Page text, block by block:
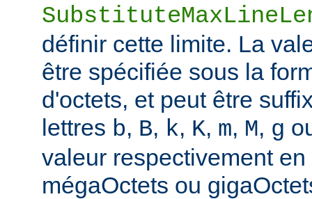
définir cette limite. La
être spécifiée sous la
d'octets, et peut être
lettres b, B, k, K, m, M, g
valeur respectivement
mégaOctets ou